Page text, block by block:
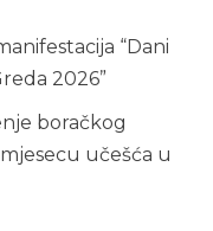
“Dani
2026”
boračkog
učešća u